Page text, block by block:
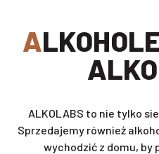
ALKOHOLE ONLINE W
ALKOLABS to nie tylko
Sprzedajemy również
wychodzić z domu, by